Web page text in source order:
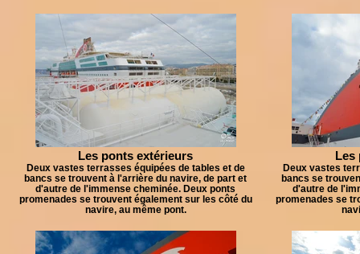
Les ponts extérieurs
Deux vastes terrasses équipées de tables et de
bancs se trouvent à l'arrière du navire, de part et
d'autre de l'immense cheminée. Deux ponts
promenades se trouvent également sur les côté du
navire, au même pont.
Les
Deux vastes
bancs se
d'autre de
promenades se